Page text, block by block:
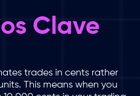
Clave
trades in cents rather
This means when you